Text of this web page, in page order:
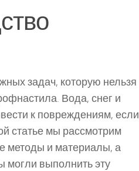
задач, которую нельзя
Вода, снег и
к повреждениям, если
статье мы рассмотрим
методы и материалы, а
могли выполнить эту